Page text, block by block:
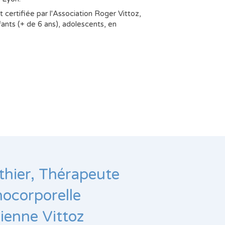
certifiée par l'Association Roger Vittoz,
(+ de 6 ans), adolescents, en
Thérapeute
Vittoz